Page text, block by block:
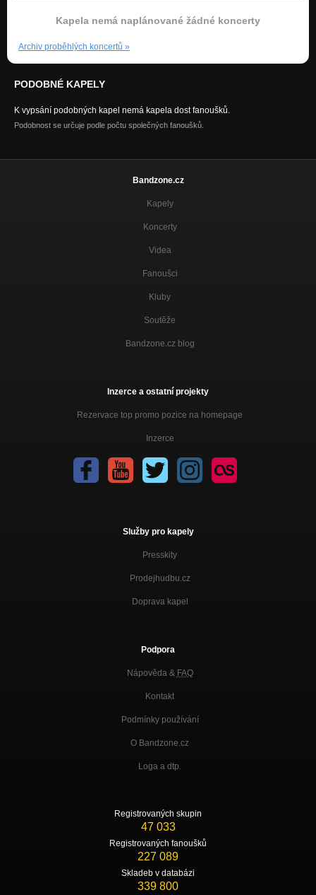
Kapela nemá naplánované žádné koncerty
Archiv proběhlých koncertů »
PODOBNÉ KAPELY
K vypsání podobných kapel nemá kapela dost fanoušků.
Podobnost se určuje podle počtu společných fanoušků.
Bandzone.cz
Kapely
Koncerty
Videa
Fanoušci
Kluby
Soutěže
Bandzone.cz blog
Inzerce a ostatní projekty
Rezervace top promo pozice na homepage
Inzerce
Služby pro kapely
Presskity
Prodejhudbu.cz
Doprava kapel
Podpora
Nápověda & FAQ
Kontakt
Podmínky používání
O Bandzone.cz
Loga a dtp.
Registrovaných skupin
47 033
Registrovaných fanoušků
227 089
Skladeb v databázi
339 800